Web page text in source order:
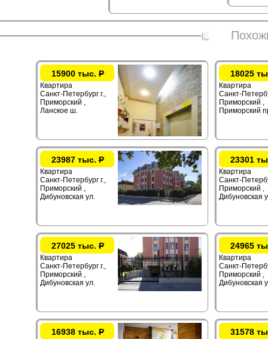
15900 тыс.Р
Квартира
Санкт-Петербург г.,
Приморский ,
Ланское ш.
18025
Квартира
Санкт-
Приморский ,
Приморский
23987 тыс.Р
Квартира
Санкт-Петербург г.,
Приморский ,
Дибуновская ул.
23301
Квартира
Санкт-
Приморский ,
Дибуновская
27025 тыс.Р
Квартира
Санкт-Петербург г.,
Приморский ,
Дибуновская ул.
24965
Квартира
Санкт-
Приморский ,
Дибуновская
16938 тыс.Р 31578